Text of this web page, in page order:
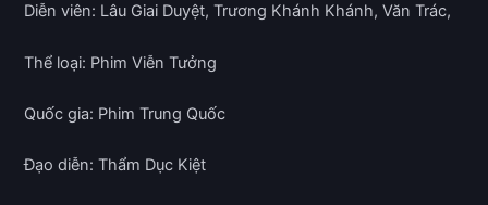
Diễn viên: Lâu Giai Duyệt, Trương Khánh Khánh, Văn Trác,
Thể loại: Phim Viễn Tưởng
Quốc gia: Phim Trung Quốc
Đạo diễn: Thẩm Dục Kiệt